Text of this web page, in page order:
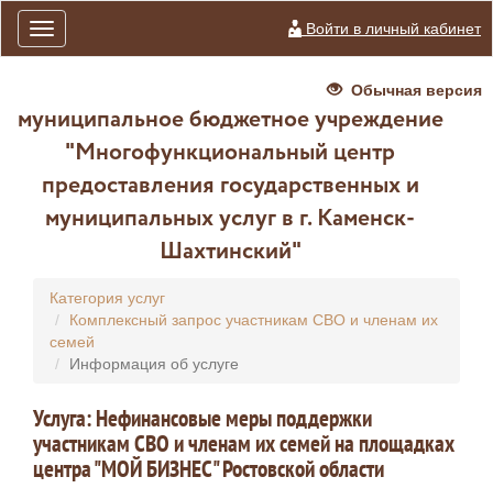
Toggle
navigation
Войти в личный кабинет
Обычная версия
муниципальное бюджетное учреждение
"Многофункциональный центр
предоставления государственных и
муниципальных услуг в г. Каменск-
Шахтинский"
Категория услуг
Комплексный запрос участникам СВО и членам их
семей
Информация об услуге
Услуга: Нефинансовые меры поддержки
участникам СВО и членам их семей на площадках
центра "МОЙ БИЗНЕС" Ростовской области